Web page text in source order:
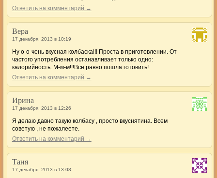
Ответить на комментарий →
Вера
17 декабря, 2013 в 10:19
Ну о-о-чень вкусная колбаска!!! Проста в приготовлении. От
частого употребления останавливает только одно:
калорийность. М-м-м!!!Все равно пошла готовить!
Ответить на комментарий →
Ирина
17 декабря, 2013 в 12:26
Я делаю давно такую колбасу , просто вкуснятина. Всем
советую , не пожалеете.
Ответить на комментарий →
Таня
17 декабря, 2013 в 13:08